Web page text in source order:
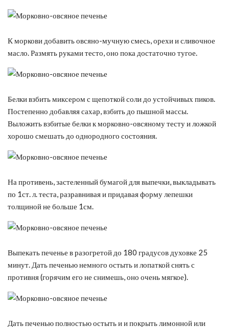
К моркови добавить овсяно-мучную смесь, орехи и сливочное
масло. Размять руками тесто, оно пока достаточно тугое.
Белки взбить миксером с щепоткой соли до устойчивых пиков.
Постепенно добавляя сахар, взбить до пышной массы.
Выложить взбитые белки к морковно-овсяному тесту и ложкой
хорошо смешать до однородного состояния.
На противень, застеленный бумагой для выпечки, выкладывать
по 1ст. л. теста, разравнивая и придавая форму лепешки
толщиной не больше 1см.
Выпекать печенье в разогретой до 180 градусов духовке 25
минут. Дать печенью немного остыть и лопаткой снять с
противня (горячим его не снимешь, оно очень мягкое).
Дать печенью полностью остыть и и покрыть лимонной или